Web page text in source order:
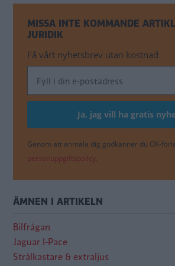
MISSA INTE KOMMANDE
JURIDIK
Få vårt nyhetsbrev utan kostnad
Genom att anmäla dig godkänner du OK-
personuppgiftspolicy.
ÄMNEN I ARTIKELN
Bilfrågan
Jaguar I-Pace
Strålkastare & extraljus